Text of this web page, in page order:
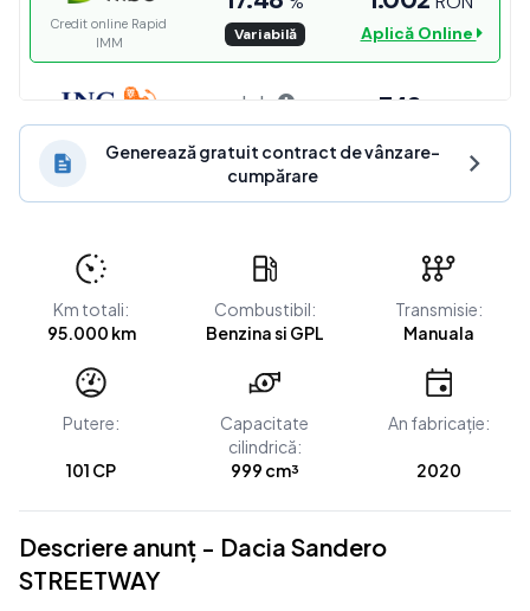
Generează gratuit contract de vânzare-
cumpărare
Km totali:
95.000 km
Combustibil:
Benzina si GPL
Transmisie:
Manuala
Putere:
101 CP
Capacitate
cilindrică:
999 cm³
An fabricație:
2020
Descriere anunț - Dacia Sandero
STREETWAY